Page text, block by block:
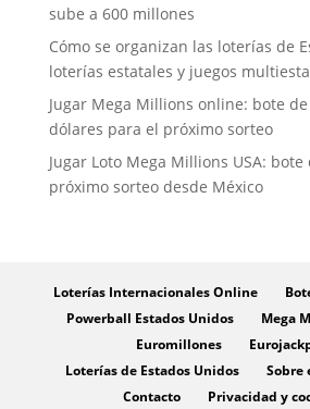
sube a 600 millones
Cómo se organizan las loterías de
loterías estatales y juegos
Jugar Mega Millions online: bote
dólares para el próximo sorteo
Jugar Loto Mega Millions USA:
próximo sorteo desde México
Loterías Internacionales Online
Powerball Estados Unidos
Mega
Euromillones
Loterías de Estados Unidos
Sobre
Contacto
Privacidad y